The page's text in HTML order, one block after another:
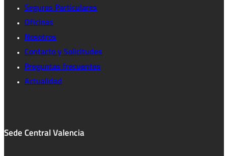
Seguros Particulares
Oficinas
Nosotros
Contacto y Solicitudes
Preguntas frecuentes
Actualidad
Sede Central Valencia